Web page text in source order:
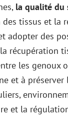
la qualité du
tissus et la
adopter des
récupération
les genoux
et à
et la